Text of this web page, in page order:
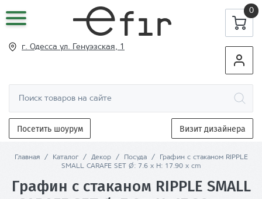
0
г. Одесса ул. Генуэзская, 1
Посетить шоурум Визит дизайнера
Главная / Каталог / Декор / Посуда /
Графин с стаканом RIPPLE
SMALL CARAFE SET Ø: 7.6 x H: 17.90 x cm
Графин с стаканом RIPPLE SMALL